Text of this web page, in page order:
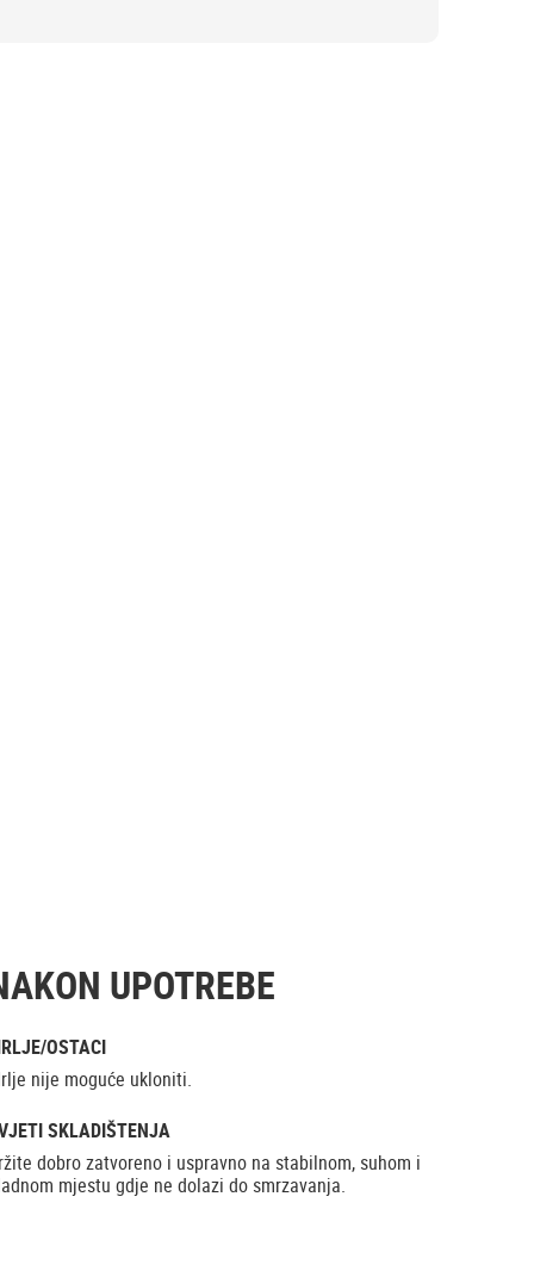
UPOTREBE
OSTACI
nije moguće ukloniti.
SKLADIŠTENJA
dobro zatvoreno i uspravno na stabilnom, suhom i
mjestu gdje ne dolazi do smrzavanja.